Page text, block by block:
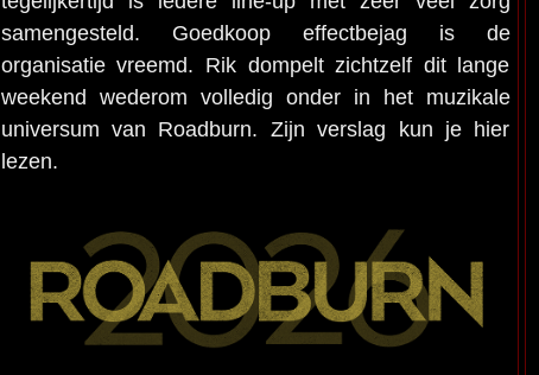
samengesteld. Goedkoop effectbejag is de
organisatie vreemd. Rik dompelt zichtzelf dit lange
weekend wederom volledig onder in het muzikale
universum van Roadburn. Zijn verslag kun je hier
lezen.